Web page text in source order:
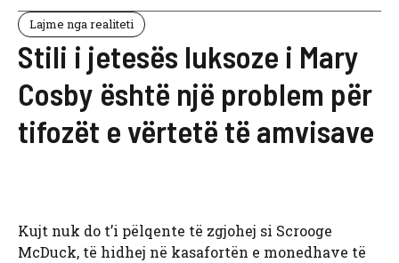
Lajme nga realiteti
Stili i jetesës luksoze i Mary
Cosby është një problem për
tifozët e vërtetë të amvisave
Kujt nuk do t’i pëlqente të zgjohej si Scrooge
McDuck, të hidhej në kasafortën e monedhave të